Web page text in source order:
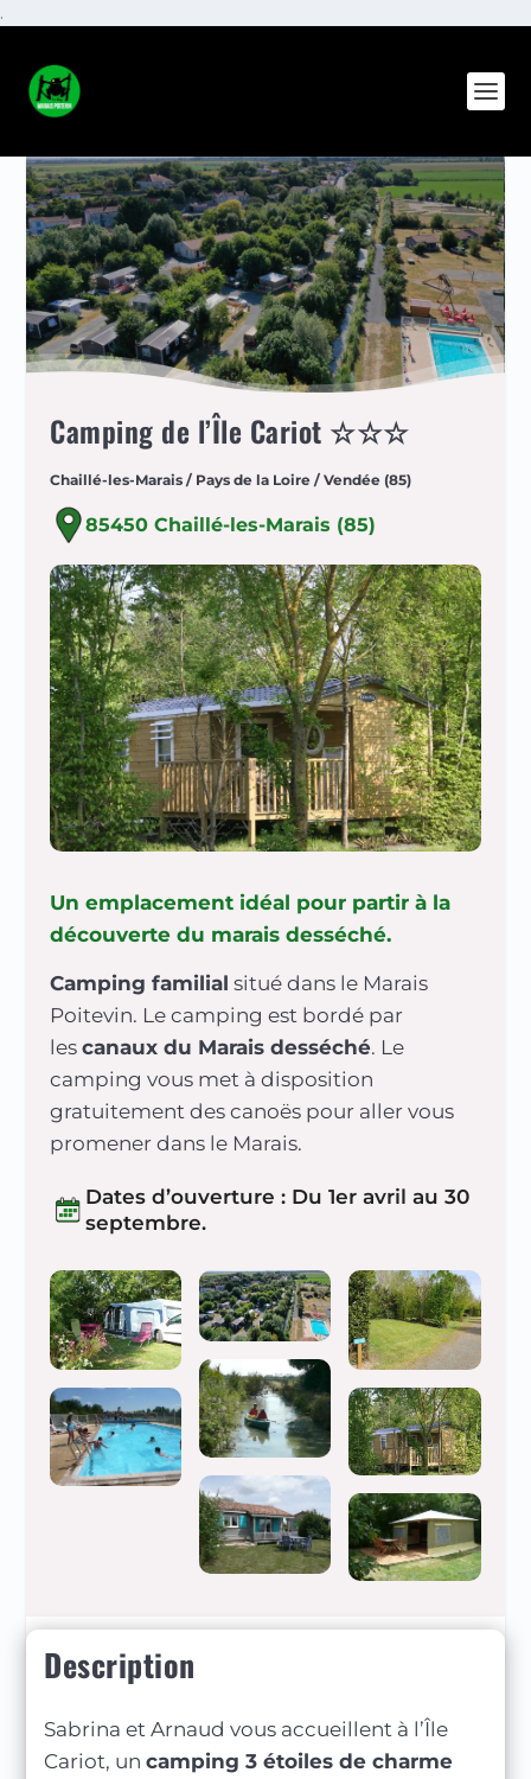
.
Camping de l’Île Cariot ☆☆☆
Chaillé-les-Marais / Pays de la Loire / Vendée (85)
85450 Chaillé-les-Marais (85)
Un emplacement idéal pour partir à la
découverte du marais desséché.
Camping familial situé dans le Marais
Poitevin. Le camping est bordé par
lescanaux du Marais desséché. Le
camping vous met à disposition
gratuitement des canoës pour aller vous
promener dans le Marais.
Dates d’ouverture : Du 1er avril au 30
septembre.
Description
Sabrina et Arnaud vous accueillent à l’Île
Cariot, uncamping 3 étoiles de charme